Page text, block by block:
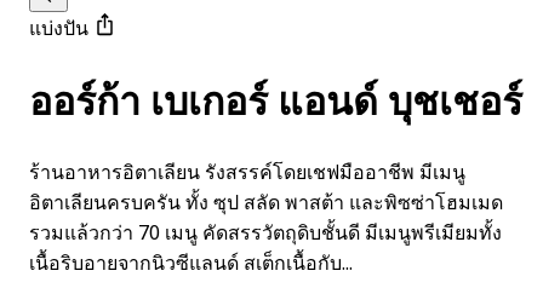
แบ่งปัน
ออร์ก้า เบเกอร์ แอนด์ บุชเชอร์
ร้านอาหารอิตาเลียน รังสรรค์โดยเชฟมืออาชีพ มีเมนู
อิตาเลียนครบครัน ทั้ง ซุป สลัด พาสต้า และพิซซ่าโฮมเมด
รวมแล้วกว่า 70 เมนู คัดสรรวัตถุดิบชั้นดี มีเมนูพรีเมียมทั้ง
เนื้อริบอายจากนิวซีแลนด์ สเต็กเนื้อกับ...